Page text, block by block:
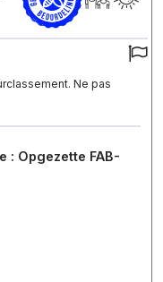
Ne pas
: Opgezette FAB-